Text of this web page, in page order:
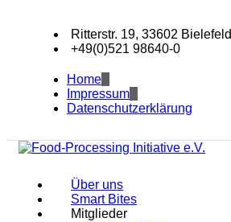
Ritterstr. 19, 33602 Bielefeld
+49(0)521 98640-0
Home
Impressum
Datenschutzerklärung
Über uns
Smart Bites
Mitglieder